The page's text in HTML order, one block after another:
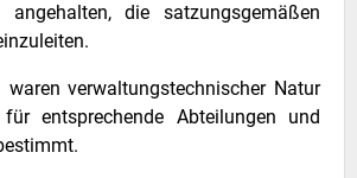
angehalten, die satzungsgemäßen
waren verwaltungstechnischer Natur
entsprechende Abteilungen und